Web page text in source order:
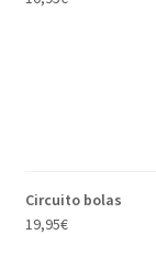
Circuito bolas
19,95€